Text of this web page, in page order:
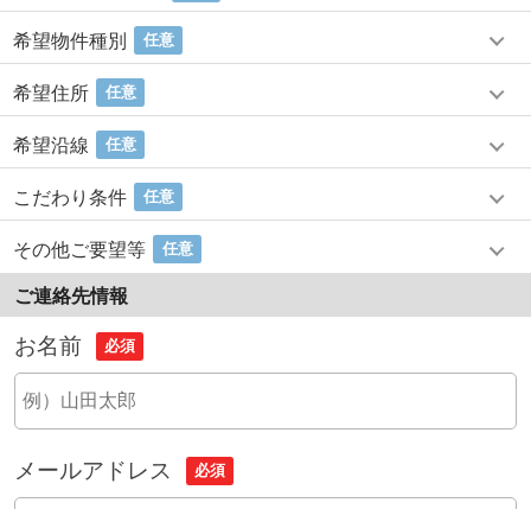
希望物件種別 任意
希望住所 任意
希望沿線 任意
こだわり条件 任意
その他ご要望等 任意
ご連絡先情報
お名前 必須
メールアドレス 必須